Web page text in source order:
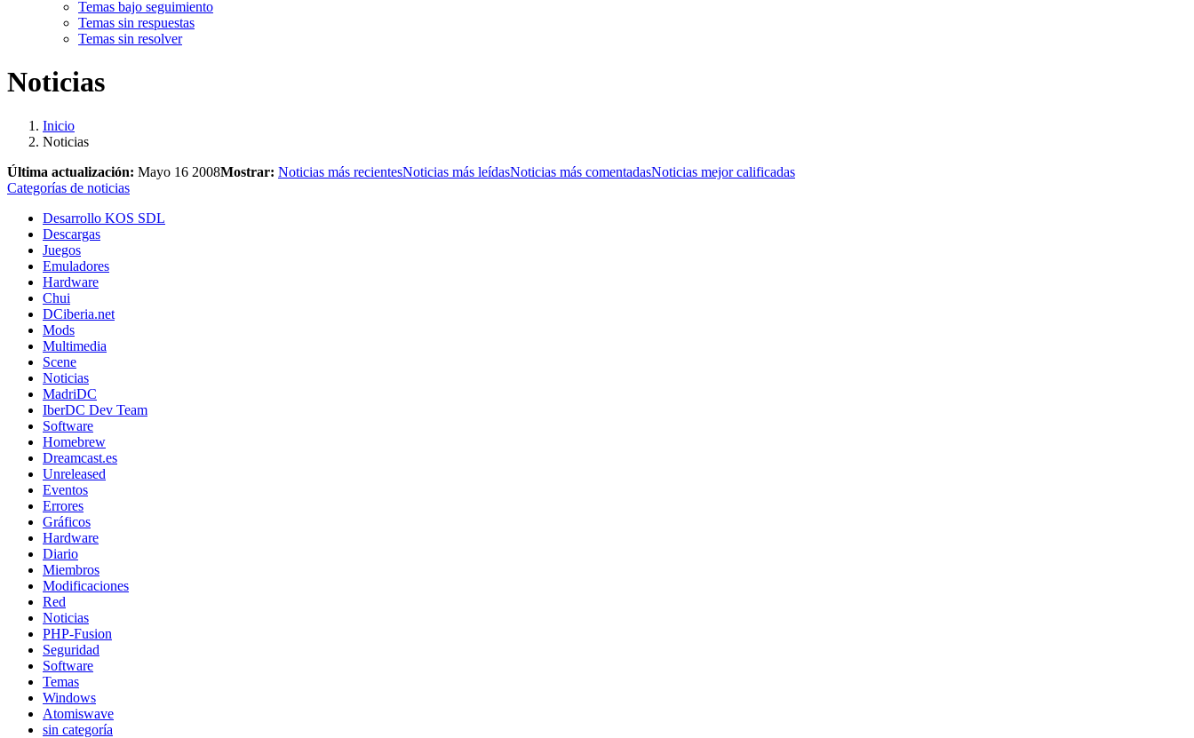
Temas bajo seguimiento
Temas sin respuestas
Temas sin resolver
Noticias
Inicio
Noticias
Última actualización: Mayo 16 2008Mostrar: Noticias más recientesNoticias más leídasNoticias más comentadasNoticias mejor calificadas
Categorías de noticias
Desarrollo KOS SDL
Descargas
Juegos
Emuladores
Hardware
Chui
DCiberia.net
Mods
Multimedia
Scene
Noticias
MadriDC
IberDC Dev Team
Software
Homebrew
Dreamcast.es
Unreleased
Eventos
Errores
Gráficos
Hardware
Diario
Miembros
Modificaciones
Red
Noticias
PHP-Fusion
Seguridad
Software
Temas
Windows
Atomiswave
sin categoría